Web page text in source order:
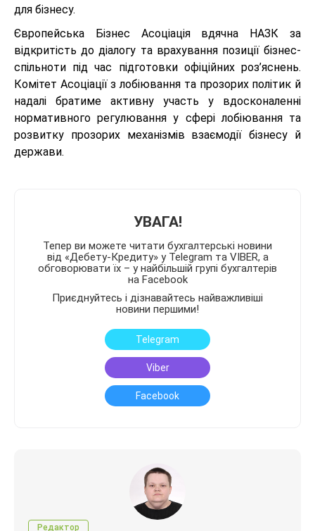
для бізнесу.
Європейська Бізнес Асоціація вдячна НАЗК за
відкритість до діалогу та врахування позиції бізнес-
спільноти під час підготовки офіційних роз’яснень.
Комітет Асоціації з лобіювання та прозорих політик й
надалі братиме активну участь у вдосконаленні
нормативного регулювання у сфері лобіювання та
розвитку прозорих механізмів взаємодії бізнесу й
держави.
УВАГА!
Тепер ви можете читати бухгалтерські новини
від «Дебету-Кредиту» у Telegram та VIBER, а
обговорювати їх – у найбільшій групі бухгалтерів
на Facebook
Приєднуйтесь і дізнавайтесь найважливіші
новини першими!
Telegram
Viber
Facebook
Редактор